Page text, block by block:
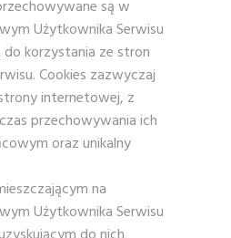
są w
Użytkownika Serwisu
korzystania ze stron
Cookies zazwyczaj
internetowej, z
przechowywania ich
oraz unikalny
na
Użytkownika Serwisu